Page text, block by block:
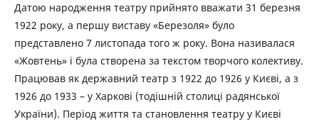
Датою народження театру прийнято вважати 31 березня
1922 року, а першу виставу «Березоля» було
представлено 7 листопада того ж року. Вона називалася
«Жовтень» і була створена за текстом творчого колективу.
Працював як державний театр з 1922 до 1926 у Києві, а з
1926 до 1933 – у Харкові (тодішній столиці радянської
України). Період життя та становлення театру у Києві